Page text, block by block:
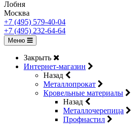
Лобня
Москва
+7 (495) 579-40-04
+7 (495) 232-64-64
Меню
Закрыть
Интернет-магазин
Назад
Металлопрокат
Кровельные материалы
Назад
Металлочерепица
Профнастил